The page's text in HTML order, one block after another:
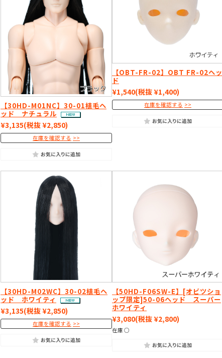
【30HD-M01NC】30-01植毛ヘ
ッド ナチュラル
¥3,135(税抜 ¥2,850)
在庫を確認する
【OBT-FR-02】OBT FR-02ヘッ
ド
¥1,540(税抜 ¥1,400)
在庫を確認する
【30HD-M02WC】30-02植毛ヘ
ッド ホワイティ
¥3,135(税抜 ¥2,850)
在庫を確認する
【50HD-F06SW-E】[オビツショ
ップ限定]50-06ヘッド スーパー
ホワイティ
¥3,080(税抜 ¥2,800)
在庫 ○